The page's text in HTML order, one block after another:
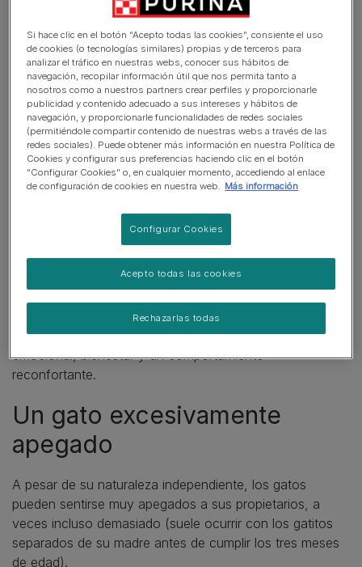
propietarios son los encargados de todo lo relacionado
con su nutrición, salud, bienestar y educación, de modo
que tendemos a pensar que la elección de un gato es
una relación unidireccional. Pero, a pesar de ello, todo
gato mantendrá su libertad. A menudo, por ejemplo, un
gato muestra preferencia por una persona concreta de la
familia, o incluso decide venir y quedarse a vivir contigo
¡sin haber sido invitado!
Es importante conocer la psicología básica de los gatos
y su comportamiento para ayudarles a sentirse tan
cómodos como sea posible en su nuevo hogar. Además
de las cosas básicas como la comida y un lugar de
seguridad y bienestar. Por tanto, hará mejores migas de
forma natural con quien le ofrezca el mayor equilibrio
emocional, bienestar y un comportamiento
reconfortante.
​Un gato excesivamente
apegado
​A pesar de su naturaleza independiente, los gatos
pueden sentirse muy apegados a sus propietarios, a
veces incluso demasiado (suele ocurrir con los gatitos
separados de su madre antes de cumplir los tres meses
de edad).
Si hace clic en el botón “Acepto todas las cookies”, consiente el uso
de cookies (o tecnologías similares) propias y de terceros para
analizar el tráfico en nuestras webs, conocer sus hábitos de
navegación, recopilar información útil que nos permita tanto a
nosotros como a nuestros partners crear perfiles y proporcionarle
publicidad y contenido adecuado a sus intereses y hábitos de
navegación, y proporcionarle funcionalidades de redes sociales
(permitiéndole compartir contenido de nuestras webs a través de las
redes sociales). Puede obtener más información en nuestra Política de
Cookies y configurar sus preferencias haciendo clic en el botón
“Configurar Cookies” o, en cualquier momento, accediendo al enlace
de configuración de cookies en nuestra web. Más información
Configurar Cookies
Rechazarlas todas
Acepto todas las cookies